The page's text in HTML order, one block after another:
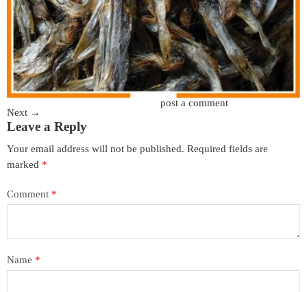
post a comment
Next →
Leave a Reply
Your email address will not be published. Required fields are
marked *
Comment *
Name *